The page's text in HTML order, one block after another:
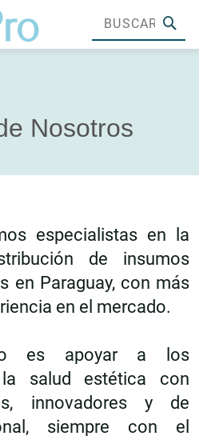
Nosotros
especialistas en la
de insumos
en Paraguay, con más
en el mercado.
es apoyar a los
salud estética con
innovadores y de
siempre con el